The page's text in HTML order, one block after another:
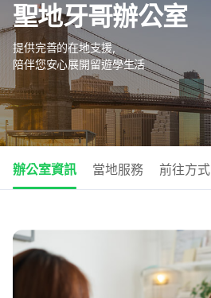
聖地牙哥辦公室
提供完善的在地支援，
陪伴您安心展開留遊學生活
辦公室資訊 當地服務 前往方式